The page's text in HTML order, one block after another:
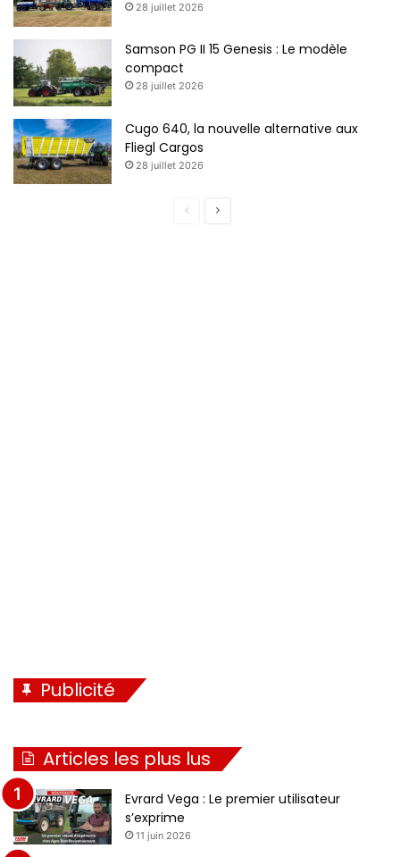
28 juillet 2026
Samson PG II 15 Genesis : Le modèle
compact
28 juillet 2026
Cugo 640, la nouvelle alternative aux
Fliegl Cargos
28 juillet 2026
Page
Page
Publicité
Articles les plus lus
Evrard Vega : Le premier utilisateur
s’exprime
11 juin 2026